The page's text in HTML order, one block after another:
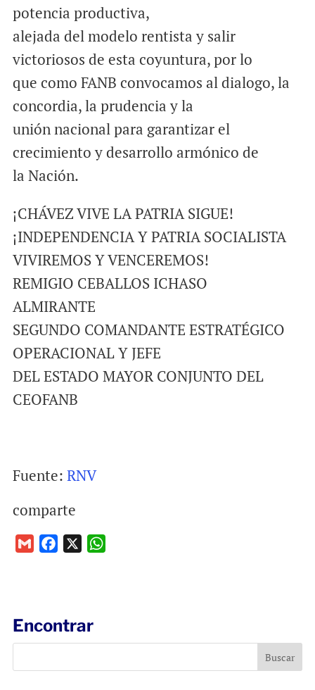
potencia productiva,
alejada del modelo rentista y salir
victoriosos de esta coyuntura, por lo
que como FANB convocamos al dialogo, la
concordia, la prudencia y la
unión nacional para garantizar el
crecimiento y desarrollo armónico de
la Nación.
¡CHÁVEZ VIVE LA PATRIA SIGUE!
¡INDEPENDENCIA Y PATRIA SOCIALISTA
VIVIREMOS Y VENCEREMOS!
REMIGIO CEBALLOS ICHASO
ALMIRANTE
SEGUNDO COMANDANTE ESTRATÉGICO
OPERACIONAL Y JEFE
DEL ESTADO MAYOR CONJUNTO DEL
CEOFANB
Fuente: RNV
comparte
o
k
p
Encontrar